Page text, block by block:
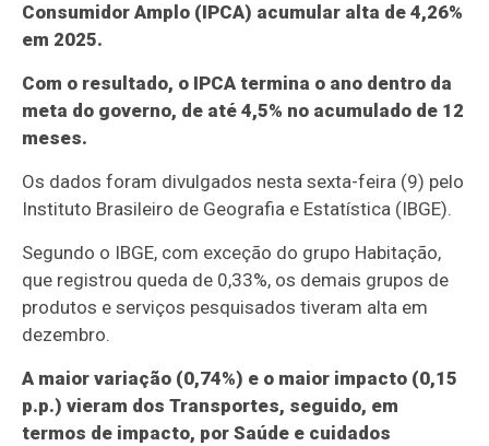
Consumidor Amplo (IPCA) acumular alta de 4,26%
em 2025.
Com o resultado, o IPCA termina o ano dentro da
meta do governo, de até 4,5% no acumulado de 12
meses.
Os dados foram divulgados nesta sexta-feira (9) pelo
Instituto Brasileiro de Geografia e Estatística (IBGE).
Segundo o IBGE, com exceção do grupo Habitação,
que registrou queda de 0,33%, os demais grupos de
produtos e serviços pesquisados tiveram alta em
dezembro.
A maior variação (0,74%) e o maior impacto (0,15
p.p.) vieram dos Transportes, seguido, em
termos de impacto, por Saúde e cuidados